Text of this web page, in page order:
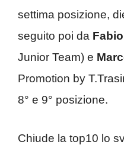
settima posizione,
seguito poi da
Junior Team) e
Promotion by
8° e 9° posizione.
Chiude la top10 lo